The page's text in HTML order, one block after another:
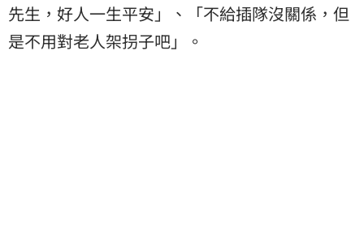
先生，好人一生平安」、「不給插隊沒關係，但
是不用對老人架拐子吧」。